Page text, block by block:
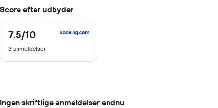
Score efter udbyder
7.5/10
7.5
af
3 anmeldelser
Ingen skriftlige anmeldelser endnu